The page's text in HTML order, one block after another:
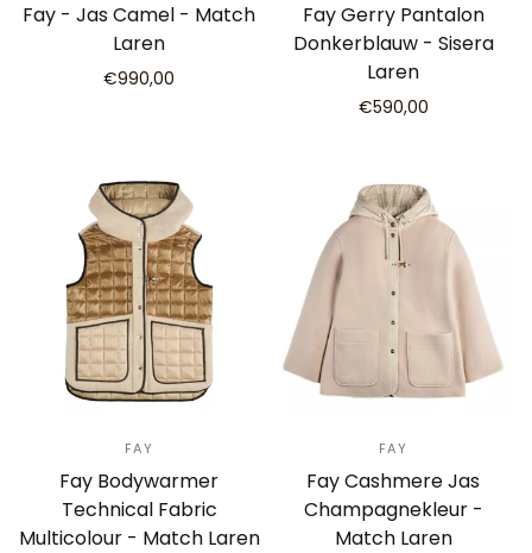
Fay - Jas Camel - Match
Laren
€990,00
Fay Gerry Pantalon
Donkerblauw - Sisera
Laren
€590,00
FAY
Fay Bodywarmer
Technical Fabric
Multicolour - Match Laren
FAY
Fay Cashmere Jas
Champagnekleur -
Match Laren